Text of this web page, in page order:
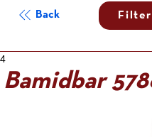
Back
Bamidbar